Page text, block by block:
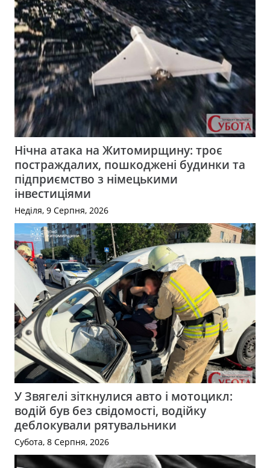
Нічна атака на Житомирщину: троє
постраждалих, пошкоджені будинки та
підприємство з німецькими
інвестиціями
Неділя, 9 Серпня, 2026
У Звягелі зіткнулися авто і мотоцикл:
водій був без свідомості, водійку
деблокували рятувальники
Субота, 8 Серпня, 2026